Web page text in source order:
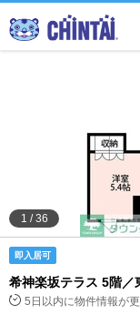
1 /36
即入居可
希神楽坂テラス 5階／
5日以内に物件情報が